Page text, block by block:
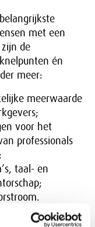
met een
de
én
meer:
meerwaarde
voor het
professionals
taal- en
beschrijven